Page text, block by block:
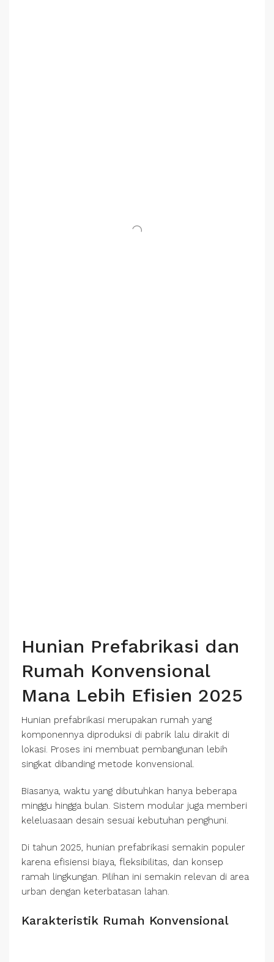
Hunian Prefabrikasi dan
Rumah Konvensional
Mana Lebih Efisien 2025
Hunian prefabrikasi merupakan rumah yang
komponennya diproduksi di pabrik lalu dirakit di
lokasi. Proses ini membuat pembangunan lebih
singkat dibanding metode konvensional.
Biasanya, waktu yang dibutuhkan hanya beberapa
minggu hingga bulan. Sistem modular juga memberi
keleluasaan desain sesuai kebutuhan penghuni.
Di tahun 2025, hunian prefabrikasi semakin populer
karena efisiensi biaya, fleksibilitas, dan konsep
ramah lingkungan. Pilihan ini semakin relevan di area
urban dengan keterbatasan lahan.
Karakteristik Rumah Konvensional